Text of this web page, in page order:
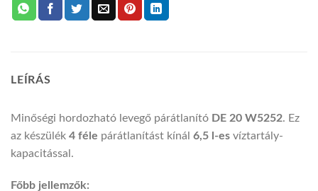
LEÍRÁS
Minőségi hordozható levegő párátlanító DE 20 W5252. Ez
az készülék 4 féle párátlanítást kínál 6,5 l-es víztartály-
kapacitással.
Főbb jellemzők: